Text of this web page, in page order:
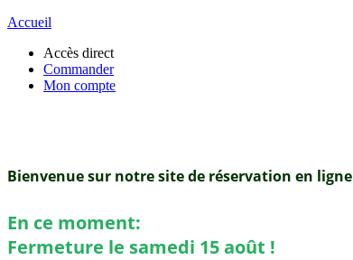
Accueil
Accès direct
Commander
Mon compte
Bienvenue sur notre site de réservation en ligne
En ce moment:
Fermeture le samedi 15 août !